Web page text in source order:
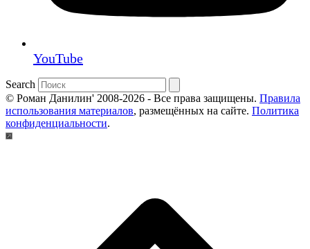
YouTube
Search
© Роман Данилин' 2008-2026 - Все права защищены. Правила
использования материалов, размещённых на сайте. Политика
конфиденциальности.